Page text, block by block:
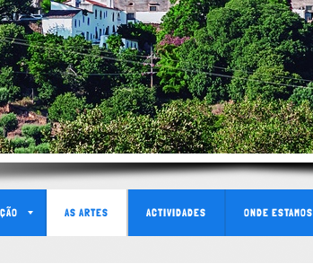
AS ARTES ACTIVIDADES ONDE ESTAMOS